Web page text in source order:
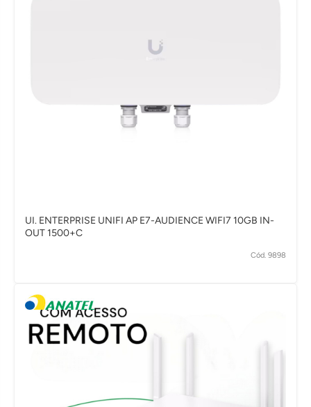
UI. ENTERPRISE UNIFI AP E7-AUDIENCE WIFI7 10GB IN-
OUT 1500+C
Cód. 9898